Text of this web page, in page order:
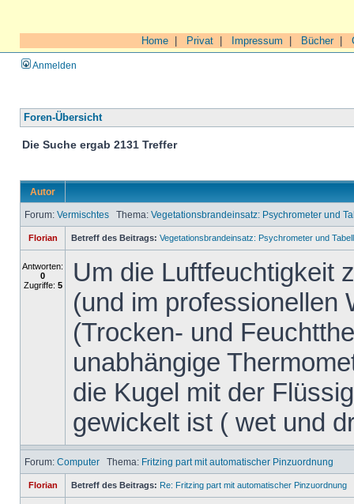
Home Privat Impressum Bücher|
Anmelden
Foren-Übersicht
Die Suche ergab 2131 Treffer
Autor
Forum: Vermischtes Thema: Vegetationsbrandeinsatz: Psychrometer und
Florian Betreff des Beitrags: Vegetationsbrandeinsatz: Psychrometer und
Antworten:
0
Zugriffe: 5
Um die Luftfeuchtigkeit
(und im professionellen
(Trocken- und
unabhängige
die Kugel mit der
gewickelt ist ( wet und
Forum: Computer Thema: Fritzing part mit automatischer Pinzuordnung
Florian Betreff des Beitrags: Re: Fritzing part mit automatischer Pinzuordnung